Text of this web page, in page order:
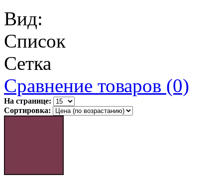
Вид:
Список
Сетка
Сравнение товаров (0)
На странице:
Сортировка: